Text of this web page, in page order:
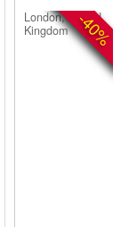
-40%
London, United
Kingdom